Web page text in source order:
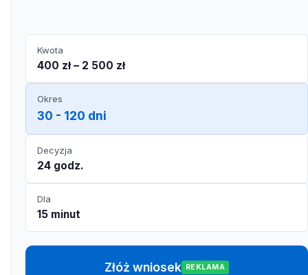
Kwota
400 zł – 2 500 zł
Okres
30 - 120 dni
Decyzja
24 godz.
Dla
15 minut
Złóż wniosek REKLAMA